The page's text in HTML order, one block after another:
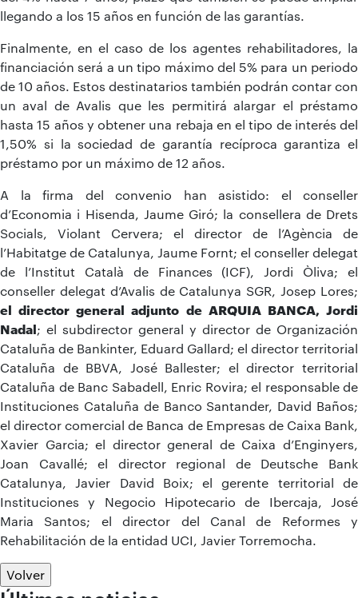
llegando a los 15 años en función de las garantías.
Finalmente, en el caso de los agentes rehabilitadores, la
financiación será a un tipo máximo del 5% para un periodo
de 10 años. Estos destinatarios también podrán contar con
un aval de Avalis que les permitirá alargar el préstamo
hasta 15 años y obtener una rebaja en el tipo de interés del
1,50% si la sociedad de garantía recíproca garantiza el
préstamo por un máximo de 12 años.
A la firma del convenio han asistido: el conseller
d’Economia i Hisenda, Jaume Giró; la consellera de Drets
Socials, Violant Cervera; el director de l’Agència de
l’Habitatge de Catalunya, Jaume Fornt; el conseller delegat
de l’Institut Català de Finances (ICF), Jordi Òliva; el
conseller delegat d’Avalis de Catalunya SGR, Josep Lores;
el director general adjunto de ARQUIA BANCA, Jordi
Nadal; el subdirector general y director de Organización
Cataluña de Bankinter, Eduard Gallard; el director territorial
Cataluña de BBVA, José Ballester; el director territorial
Cataluña de Banc Sabadell, Enric Rovira; el responsable de
Instituciones Cataluña de Banco Santander, David Baños;
el director comercial de Banca de Empresas de Caixa Bank,
Xavier Garcia; el director general de Caixa d’Enginyers,
Joan Cavallé; el director regional de Deutsche Bank
Catalunya, Javier David Boix; el gerente territorial de
Instituciones y Negocio Hipotecario de Ibercaja, José
Maria Santos; el director del Canal de Reformes y
Rehabilitación de la entidad UCI, Javier Torremocha.
Volver